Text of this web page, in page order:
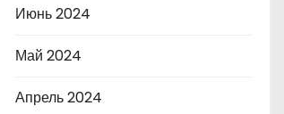
Июнь 2024
Май 2024
Апрель 2024